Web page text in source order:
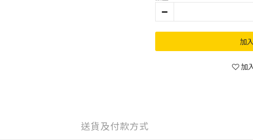
加
加
送貨及付款方式